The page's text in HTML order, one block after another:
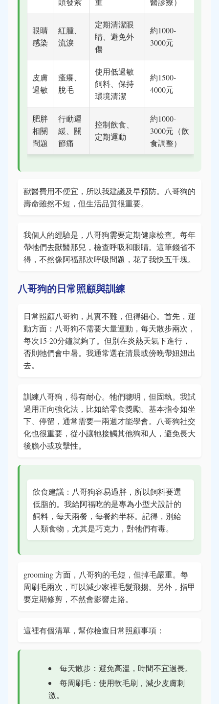
眼睛
感染
紅腫、
流淚
定期清潔眼
睛、避免外
傷
約1000-
3000元
皮膚
過敏
瘙癢、
脫毛
使用低過敏
飼料、保持
環境清潔
約1500-
4000元
肥胖
相關
問題
行動遲
緩、關
節痛
控制飲食、
定期運動
約1000-
3000元（飲
食調整）
獸醫費用不便宜，所以我建議及早預防。八哥狗的
壽命雖然不短，但生活品質很重要。
我個人的經驗是，八哥狗需要定期健康檢查。每年
帶牠們去獸醫那兒，檢查呼吸和眼睛。這筆錢省不
得，不然像阿福那次呼吸問題，花了我快五千塊。
八哥狗的日常照顧與訓練
日常照顧八哥狗，其實不難，但得細心。首先，運
動方面：八哥狗不需要大量運動，每天散步兩次，
每次15-20分鐘就夠了。但別在炎熱天氣下進行，
否則牠們會中暑。我通常選在清晨或傍晚帶妞妞出
去。
訓練八哥狗，得有耐心。牠們聰明，但固執。我試
過用正向強化法，比如給零食獎勵。基本指令如坐
下、停留，通常需要一兩週才能學會。八哥狗社交
化也很重要，從小讓牠接觸其他狗和人，避免長大
後膽小或攻擊性。
飲食建議：八哥狗容易過胖，所以飼料要選
低脂的。我給阿福吃的是專為小型犬設計的
飼料，每天兩餐，每餐約半杯。記得，別給
人類食物，尤其是巧克力，對牠們有毒。
grooming 方面，八哥狗的毛短，但掉毛嚴重。每
周刷毛兩次，可以減少家裡毛髮飛揚。另外，指甲
要定期修剪，不然會影響走路。
這裡有個清單，幫你檢查日常照顧事項：
每天散步：避免高溫，時間不宜過長。
每周刷毛：使用軟毛刷，減少皮膚刺
激。